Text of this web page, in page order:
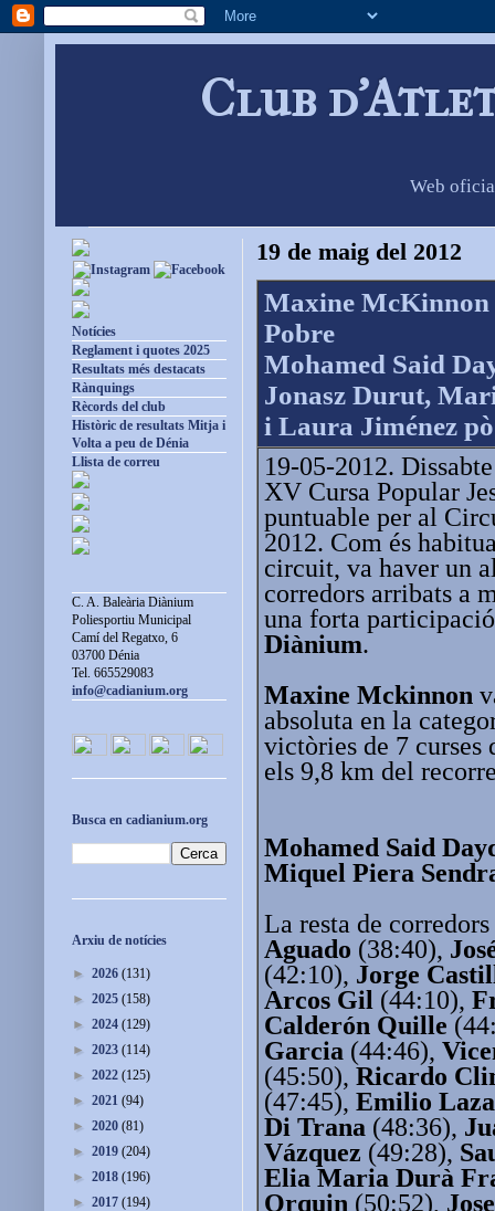
Club
Web
19 de maig del 2012
Maxine McKinnon
Pobre
Mohamed Said
Jonasz Durut,
i Laura Jiménez
19-05-2012.
XV Cursa Popular
puntuable per al
2012. Com és
circuit, va haver un
corredors arribats a
una forta
Diànium.
Maxine Mckinnon
absoluta en la
victòries de 7
els 9,8 km del
Mohamed Said
Miquel Piera
La resta de
Aguado (38:40),
(42:10), Jorge
Arcos Gil (44:10),
Calderón Quille
Garcia (44:46),
(45:50), Ricardo
(47:45), Emilio
Di Trana (48:36),
Vázquez (49:28),
Elia Maria Durà
Orquin (50:52),
Notícies
Reglament i quotes 2025
Resultats més destacats
Rànquings
Rècords del club
Històric de resultats Mitja i
Volta a peu de Dénia
Llista de correu
C. A. Baleària Diànium
Poliesportiu Municipal
Camí del Regatxo, 6
03700 Dénia
Tel. 665529083
info@cadianium.org
Busca en cadianium.org
Arxiu de notícies
► 2026 (131)
► 2025 (158)
► 2024 (129)
► 2023 (114)
► 2022 (125)
► 2021 (94)
► 2020 (81)
► 2019 (204)
► 2018 (196)
► 2017 (194)